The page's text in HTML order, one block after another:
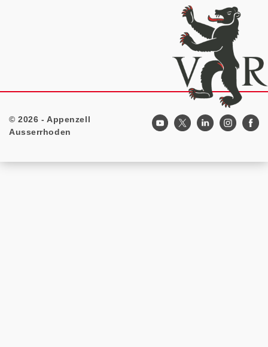
Footer
© 2026 - Appenzell
Ausserrhoden